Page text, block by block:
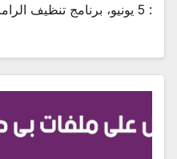
: 5 يونيو، برنامج تنظيف الرامات وتسريع الكمبيوتر…